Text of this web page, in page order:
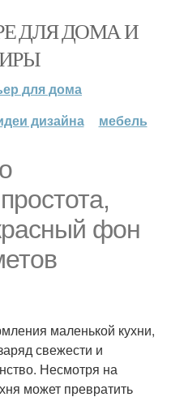
ДЛЯ ДОМА И
для дома
дизайна мебель
фон
маленькой кухни,
свежести и
Несмотря на
может превратить